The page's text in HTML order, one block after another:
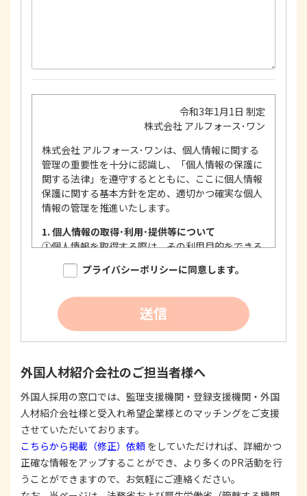
令和3年1月1日 制定
株式会社 アルフォース･ワン
株式会社 アルフォース･ワンは、個人情報に関する
管理の重要性を十分に認識し、「個人情報の保護に
関する法律」を遵守するとともに、ここに個人情報
保護に関する基本方針を定め、適切かつ確実な個人
情報の管理を推進いたします。
1. 個人情報の取得･利用･提供等について
①個人情報を取得する際は、その利用目的をできる
限り明確に特定し、その目的達成に必要な限度に
おいて適法かつ公正な手段を用い、同意を得て取
個人情報を利用する際は、本人に明示、通知、ま
たは公表した利用目的の範囲内に限定し、それに
反する目的外利用を行なわないための措置を講じ
する際は、本人が同意を与えた利用目的の範囲内
で、適法にこれを行います。
2. 安全対策の実施について
個人情報の正確性およびその利用の安全性を確保す
るため、情報セキュリティ対策を始めとする安全措
置を構築し、個人情報への不正アクセス、個人情報
の漏洩、滅失または毀損等の的確な防止とセキュリ
ティの是正に努めます。
プライバシーポリシーに同意します。
送信
外国人材紹介会社のご担当者様へ
外国人採用の窓口では、監理支援機関・登録支援機関・外国
人材紹介会社様と受入れ希望企業様とのマッチングをご支援
させていただいております。
こちらから掲載（修正）依頼 をしていただければ、詳細かつ
正確な情報をアップすることができ、より多くのPR活動を行
うことができますので、お気軽にご連絡ください。